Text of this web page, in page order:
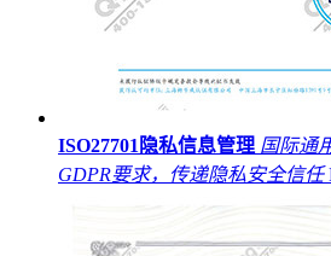
ISO27701隐私信息管理 国际通
GDPR要求，传递隐私安全信任